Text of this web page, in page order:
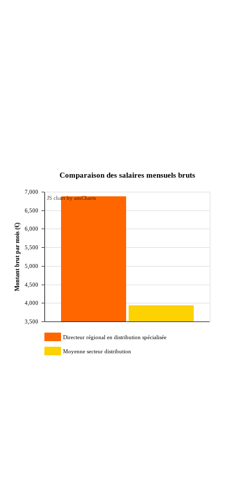
3,500
4,000
4,500
5,000
5,500
6,000
6,500
7,000
Montant brut par mois (€)
Comparaison des salaires mensuels bruts
JS chart by amCharts
Directeur régional en distribution spécialisée
Moyenne secteur distribution